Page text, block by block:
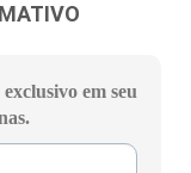
em seu